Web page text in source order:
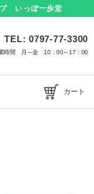
プ いっぽ一歩堂
TEL: 0797-77-3300
時間 月～金 10：00～17：00
カート